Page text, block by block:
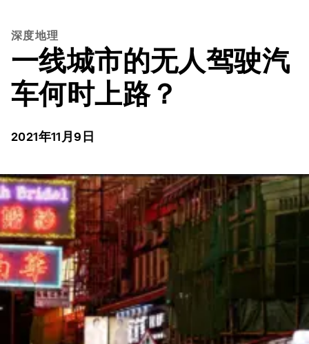
深度地理
一线城市的无人驾驶汽
车何时上路？
2021年11月9日